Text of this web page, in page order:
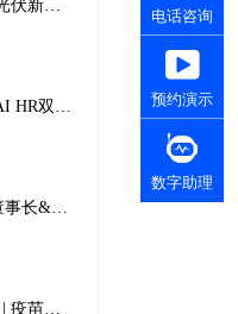
电话咨询
预约演示
数字助理